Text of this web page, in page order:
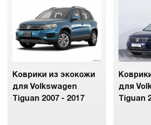
Коврики из экокожи
для Volkswagen
Tiguan 2007 - 2017
для
Tiguan